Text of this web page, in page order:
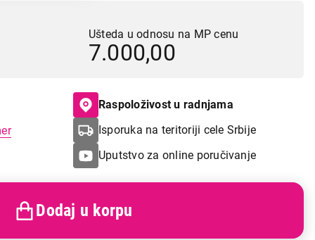
Ušteda u odnosu na MP cenu
7.000,00
Raspoloživost u radnjama
Isporuka na teritoriji cele Srbije
Uputstvo za online poručivanje
Dodaj u korpu